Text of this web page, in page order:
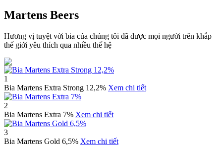
Martens Beers
Hương vị tuyệt vời bia của chúng tôi đã được mọi người trên khắp
thế giới yêu thích qua nhiều thế hệ
1
Bia Martens Extra Strong 12,2% Xem chi tiết
2
Bia Martens Extra 7% Xem chi tiết
3
Bia Martens Gold 6,5% Xem chi tiết